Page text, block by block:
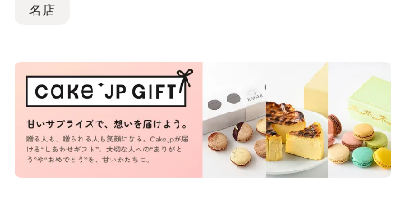
名店